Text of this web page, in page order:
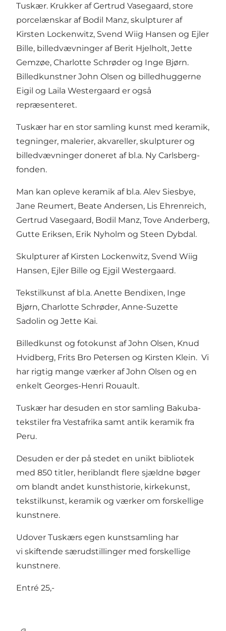
Tuskær. Krukker af Gertrud Vasegaard, store
porcelænskar af Bodil Manz, skulpturer af
Kirsten Lockenwitz, Svend Wiig Hansen og Ejler
Bille, billedvævninger af Berit Hjelholt, Jette
Gemzøe, Charlotte Schrøder og Inge Bjørn.
Billedkunstner John Olsen og billedhuggerne
Eigil og Laila Westergaard er også
repræsenteret.
Tuskær har en stor samling kunst med keramik,
tegninger, malerier, akvareller, skulpturer og
billedvævninger doneret af bl.a. Ny Carlsberg-
fonden.
Man kan opleve keramik af bl.a. Alev Siesbye,
Jane Reumert, Beate Andersen, Lis Ehrenreich,
Gertrud Vasegaard, Bodil Manz, Tove Anderberg,
Gutte Eriksen, Erik Nyholm og Steen Dybdal.
Skulpturer af Kirsten Lockenwitz, Svend Wiig
Hansen, Ejler Bille og Ejgil Westergaard.
Tekstilkunst af bl.a. Anette Bendixen, Inge
Bjørn, Charlotte Schrøder, Anne-Suzette
Sadolin og Jette Kai.
Billedkunst og fotokunst af John Olsen, Knud
Hvidberg, Frits Bro Petersen og Kirsten Klein. Vi
har rigtig mange værker af John Olsen og en
enkelt Georges-Henri Rouault.
Tuskær har desuden en stor samling Bakuba-
tekstiler fra Vestafrika samt antik keramik fra
Peru.
Desuden er der på stedet en unikt bibliotek
med 850 titler, heriblandt flere sjældne bøger
om blandt andet kunsthistorie, kirkekunst,
tekstilkunst, keramik og værker om forskellige
kunstnere.
Udover Tuskærs egen kunstsamling har
vi skiftende særudstillinger med forskellige
kunstnere.
Entré 25,-